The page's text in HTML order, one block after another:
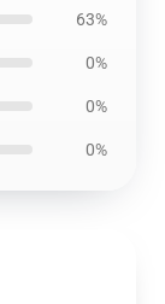
63%
0%
0%
0%